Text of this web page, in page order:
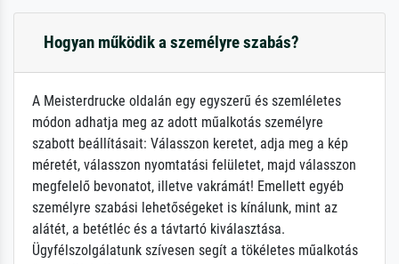
Hogyan működik a személyre szabás?
A Meisterdrucke oldalán egy egyszerű és szemléletes
módon adhatja meg az adott műalkotás személyre
szabott beállításait: Válasszon keretet, adja meg a kép
méretét, válasszon nyomtatási felületet, majd válasszon
megfelelő bevonatot, illetve vakrámát! Emellett egyéb
személyre szabási lehetőségeket is kínálunk, mint az
alátét, a betétléc és a távtartó kiválasztása.
Ügyfélszolgálatunk szívesen segít a tökéletes műalkotás